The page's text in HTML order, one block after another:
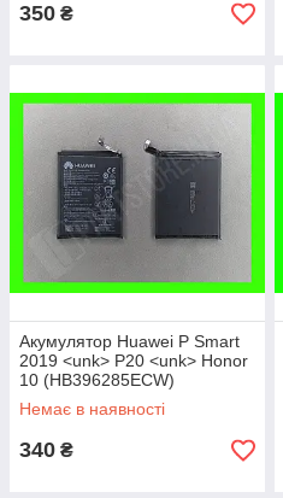
350 ₴
Акумулятор Huawei P Smart
2019 <unk> P20 <unk> Honor
10 (HB396285ECW)
сервісний оригінал
Немає в наявності
340 ₴